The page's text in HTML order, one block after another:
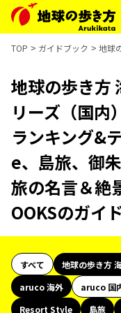
TOP ガイドブック 地球
地球の歩き方
リーズ（国内
ランキング&
e、島旅、御
旅の名言＆絶
OOKSのガイ
すべて 地球の歩き方
aruco 海外
aruco 国
Resort Style
島旅